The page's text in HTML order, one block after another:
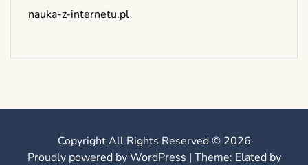
nauka-z-internetu.pl
Copyright All Rights Reserved © 2026
Proudly powered by WordPress | Theme: Elated by